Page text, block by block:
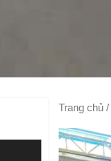
Trang chủ /